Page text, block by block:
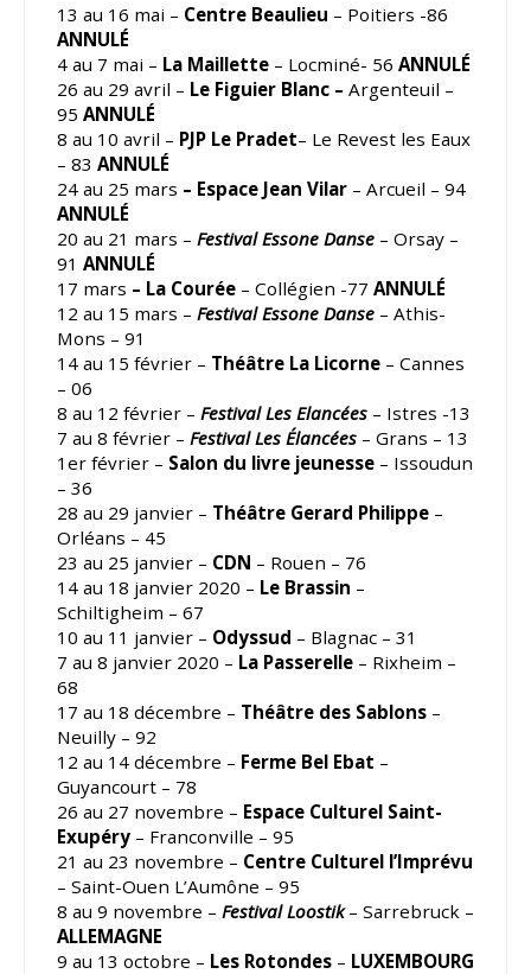
13 au 16 mai – Centre Beaulieu – Poitiers -86
ANNULÉ
4 au 7 mai – La Maillette – Locminé- 56 ANNULÉ
26 au 29 avril – Le Figuier Blanc – Argenteuil –
95 ANNULÉ
8 au 10 avril – PJP Le Pradet– Le Revest les Eaux
– 83 ANNULÉ
24 au 25 mars – Espace Jean Vilar – Arcueil – 94
ANNULÉ
20 au 21 mars – Festival Essone Danse – Orsay –
91 ANNULÉ
17 mars – La Courée – Collégien -77 ANNULÉ
12 au 15 mars – Festival Essone Danse – Athis-
Mons – 91
14 au 15 février – Théâtre La Licorne – Cannes
– 06
8 au 12 février – Festival Les Elancées – Istres -13
7 au 8 février – Festival Les Élancées – Grans – 13
1er février – Salon du livre jeunesse – Issoudun
– 36
28 au 29 janvier – Théâtre Gerard Philippe –
Orléans – 45
23 au 25 janvier – CDN – Rouen – 76
14 au 18 janvier 2020 – Le Brassin –
Schiltigheim – 67
10 au 11 janvier – Odyssud – Blagnac – 31
7 au 8 janvier 2020 – La Passerelle – Rixheim –
68
17 au 18 décembre – Théâtre des Sablons –
Neuilly – 92
12 au 14 décembre – Ferme Bel Ebat –
Guyancourt – 78
26 au 27 novembre – Espace Culturel Saint-
Exupéry – Franconville – 95
21 au 23 novembre – Centre Culturel l’Imprévu
– Saint-Ouen L’Aumône – 95
8 au 9 novembre – Festival Loostik– Sarrebruck –
ALLEMAGNE
9 au 13 octobre – Les Rotondes – LUXEMBOURG